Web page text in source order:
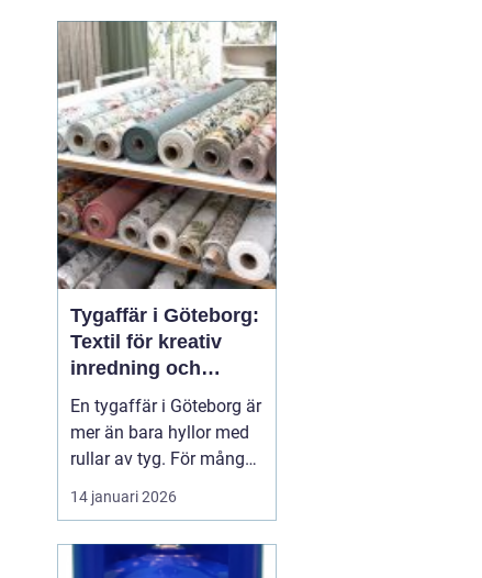
Envattenmaskingör mer
än att bara servera va...
Tygaffär i Göteborg:
Textil för kreativ
inredning och
hållbara projekt
En tygaffär i Göteborg är
mer än bara hyllor med
rullar av tyg. För många
är den en kreativ
verkstad, en
samarbetspartner i både
14 januari 2026